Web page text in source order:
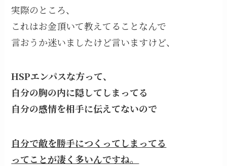
実際のところ、
これはお金頂いて教えてることなんで
言おうか迷いましたけど言いますけど、
HSPエンパスな方って、
自分の胸の内に隠してしまってる
自分の感情を相手に伝えてないので
自分で敵を勝手につくってしまってる
ってことが凄く多いんですね。